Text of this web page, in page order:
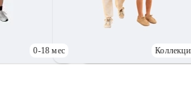
0-18 мес